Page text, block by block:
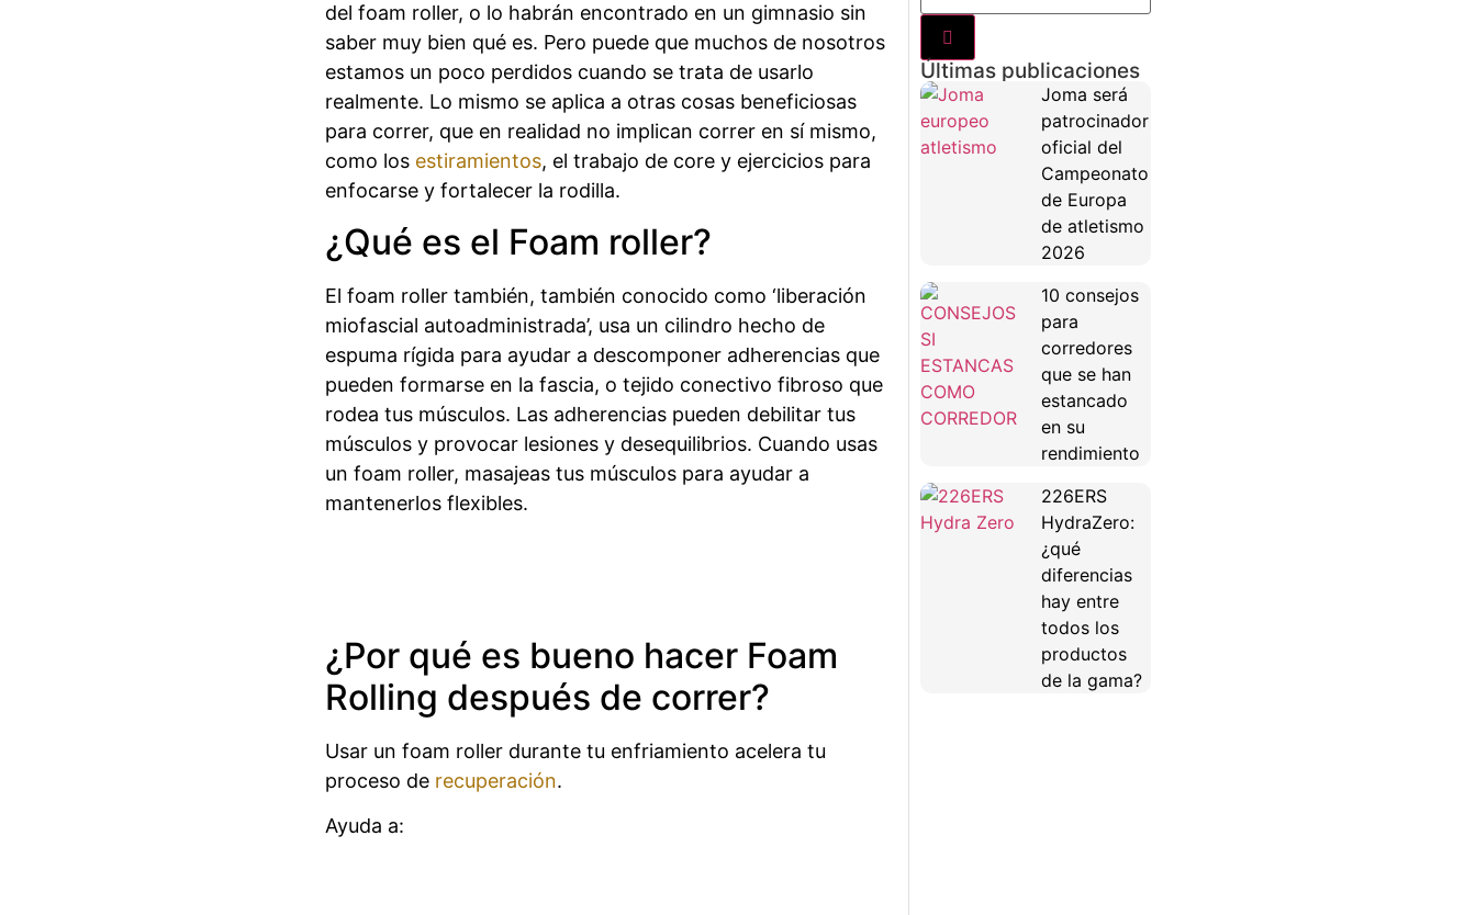
del foam roller, o lo habrán encontrado en un gimnasio sin
saber muy bien qué es. Pero puede que muchos de nosotros
estamos un poco perdidos cuando se trata de usarlo
realmente. Lo mismo se aplica a otras cosas beneficiosas
para correr, que en realidad no implican correr en sí mismo,
como los estiramientos, el trabajo de core y ejercicios para
enfocarse y fortalecer la rodilla.
¿Qué es el Foam roller?
El foam roller también, también conocido como ‘liberación
miofascial autoadministrada’, usa un cilindro hecho de
espuma rígida para ayudar a descomponer adherencias que
pueden formarse en la fascia, o tejido conectivo fibroso que
rodea tus músculos. Las adherencias pueden debilitar tus
músculos y provocar lesiones y desequilibrios. Cuando usas
un foam roller, masajeas tus músculos para ayudar a
mantenerlos flexibles.
¿Por qué es bueno hacer Foam
Rolling después de correr?
Usar un foam roller durante tu enfriamiento acelera tu
proceso de recuperación.
Ayuda a:
Últimas publicaciones
Joma será
patrocinador
oficial del
Campeonato
de Europa
de atletismo
2026
10 consejos
para
corredores
que se han
estancado
en su
rendimiento
226ERS
HydraZero:
¿qué
diferencias
hay entre
todos los
productos
de la gama?